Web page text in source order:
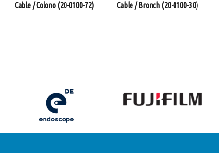
Cable / Colono (20-0100-72) Cable / Bronch (20-0100-30)